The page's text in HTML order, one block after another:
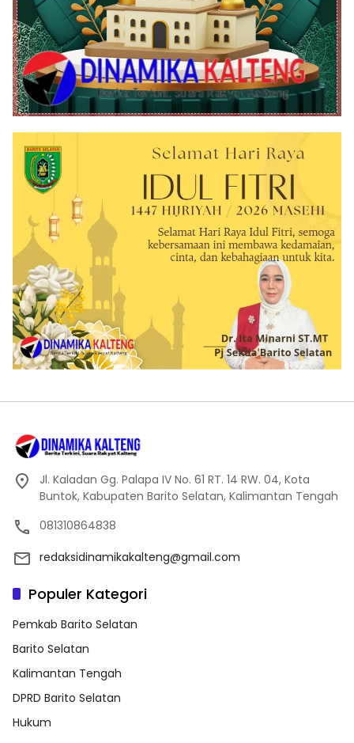
Jl. Kaladan Gg. Palapa IV No. 61 RT. 14 RW. 04, Kota
Buntok, Kabupaten Barito Selatan, Kalimantan Tengah
081310864838
redaksidinamikakalteng@gmail.com
Populer Kategori
Pemkab Barito Selatan
Barito Selatan
Kalimantan Tengah
DPRD Barito Selatan
Hukum